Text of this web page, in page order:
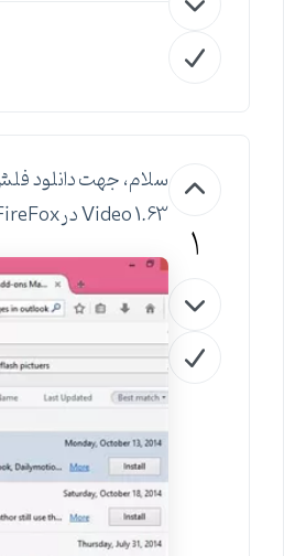
1
Video 1.63 در FireFox که با نصب آن، با استفاده از این مرورگر میتوانید فایلها و ویدئوهای فلش را دانلود نمائید.